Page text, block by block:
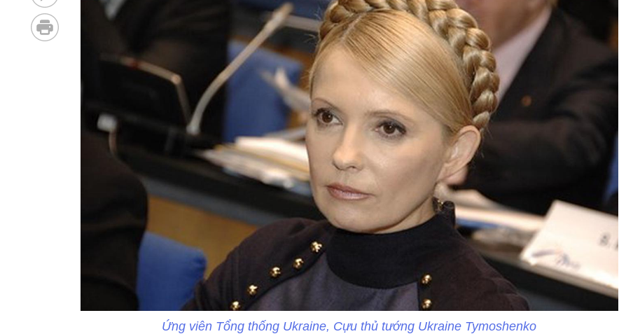
Ứng viên Tổng thống Ukraine, Cựu thủ tướng Ukraine Tymoshenko